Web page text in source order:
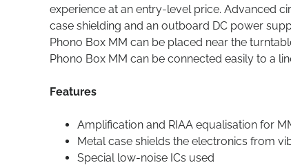
experience at an entry-level price. Advanced
case shielding and an outboard DC power
Phono Box MM can be placed near the
Phono Box MM can be connected easily to a
Features
Amplification and RIAA equalisation for
Metal case shields the electronics from
Special low-noise ICs used